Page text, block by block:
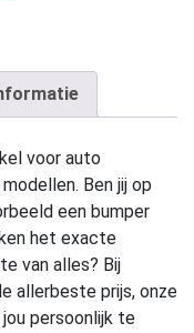
voor auto
Ben jij op
een bumper
het exacte
van alles? Bij
allerbeste prijs, onze
persoonlijk te